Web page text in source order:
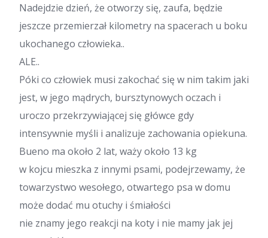
Nadejdzie dzień, że otworzy się, zaufa, będzie
jeszcze przemierzał kilometry na spacerach u boku
ukochanego człowieka..
ALE..
Póki co człowiek musi zakochać się w nim takim jaki
jest, w jego mądrych, bursztynowych oczach i
uroczo przekrzywiającej się główce gdy
intensywnie myśli i analizuje zachowania opiekuna.
Bueno ma około 2 lat, waży około 13 kg
w kojcu mieszka z innymi psami, podejrzewamy, że
towarzystwo wesołego, otwartego psa w domu
może dodać mu otuchy i śmiałości
nie znamy jego reakcji na koty i nie mamy jak jej